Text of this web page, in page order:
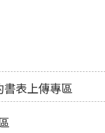
書表上傳專區